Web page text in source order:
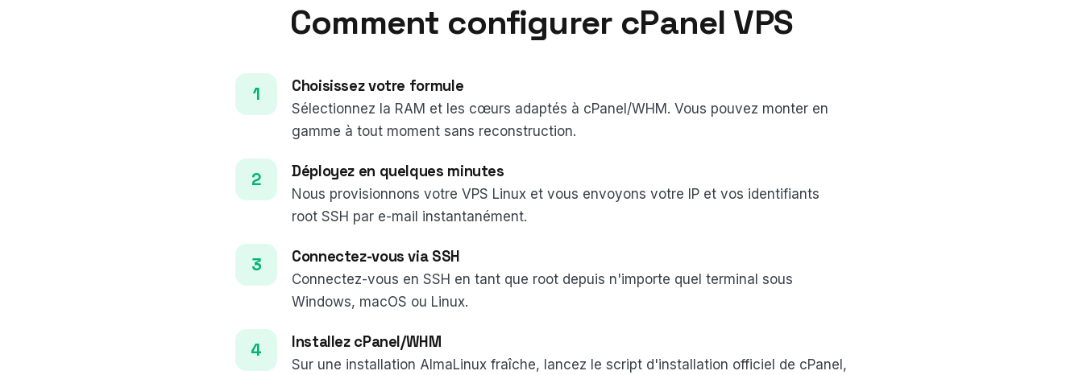
Comment configurer cPanel VPS
Choisissez votre formule
Sélectionnez la RAM et les cœurs adaptés à cPanel/WHM. Vous pouvez monter en
gamme à tout moment sans reconstruction.
Déployez en quelques minutes
Nous provisionnons votre VPS Linux et vous envoyons votre IP et vos identifiants
root SSH par e-mail instantanément.
Connectez-vous via SSH
Connectez-vous en SSH en tant que root depuis n'importe quel terminal sous
Windows, macOS ou Linux.
Installez cPanel/WHM
Sur une installation AlmaLinux fraîche, lancez le script d'installation officiel de cPanel,